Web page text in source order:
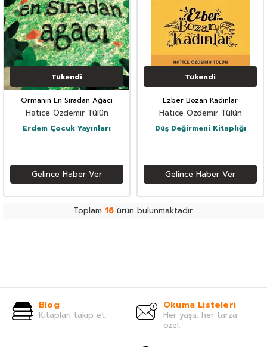
Tükendi
Ormanın En Sıradan Ağacı
Hatice Özdemir Tülün
Erdem Çocuk Yayınları
Gelince Haber Ver
Tükendi
Ezber Bozan Kadınlar
Hatice Özdemir Tülün
Düş Değirmeni Kitaplığı
Gelince Haber Ver
Toplam 16 ürün bulunmaktadır.
Blog
Kitapları takip et.
Okuma Listeleri
Her yaşa, her tarza
özel.